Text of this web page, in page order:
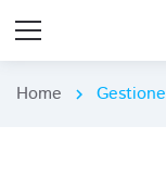
Home chevron_right Gestione